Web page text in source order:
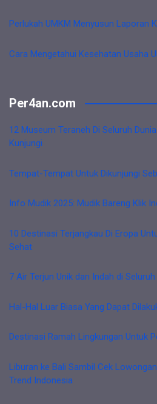
Perlukah UMKM Menyusun Laporan
Cara Mengetahui Kesehatan Usaha
Per4an.com
12 Museum Teraneh Di Seluruh
Kunjungi
Tempat-Tempat Untuk Dikunjungi
Info Mudik 2025: Mudik Bareng Klik
10 Destinasi Terjangkau Di Eropa
Sehat
7 Air Terjun Unik dan Indah di Seluruh
Hal-Hal Luar Biasa Yang Dapat
Destinasi Ramah Lingkungan Untuk
Liburan ke Bali Sambil Cek
Trend Indonesia